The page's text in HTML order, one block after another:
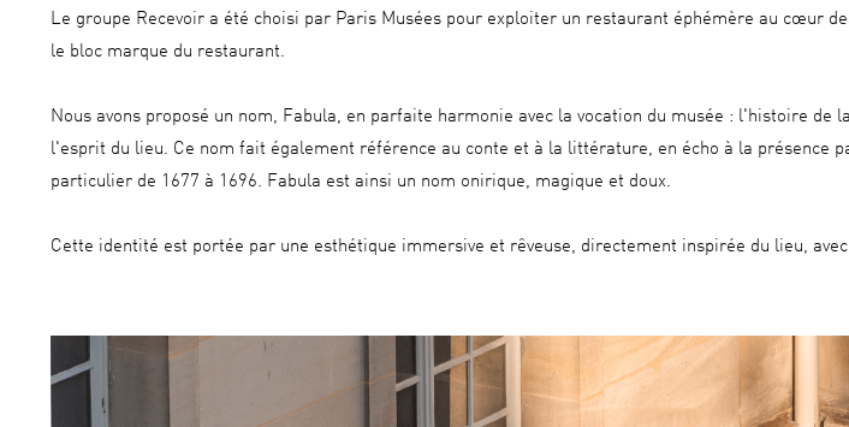
Le groupe Recevoir a été choisi par Paris Musées pour exploiter un restaurant éphémère au cœur
le bloc marque du restaurant.
Nous avons proposé un nom, Fabula, en parfaite harmonie avec la vocation du musée : l'histoire
l'esprit du lieu. Ce nom fait également référence au conte et à la littérature, en écho à la présence
particulier de 1677 à 1696. Fabula est ainsi un nom onirique, magique et doux.
Cette identité est portée par une esthétique immersive et rêveuse, directement inspirée du lieu,